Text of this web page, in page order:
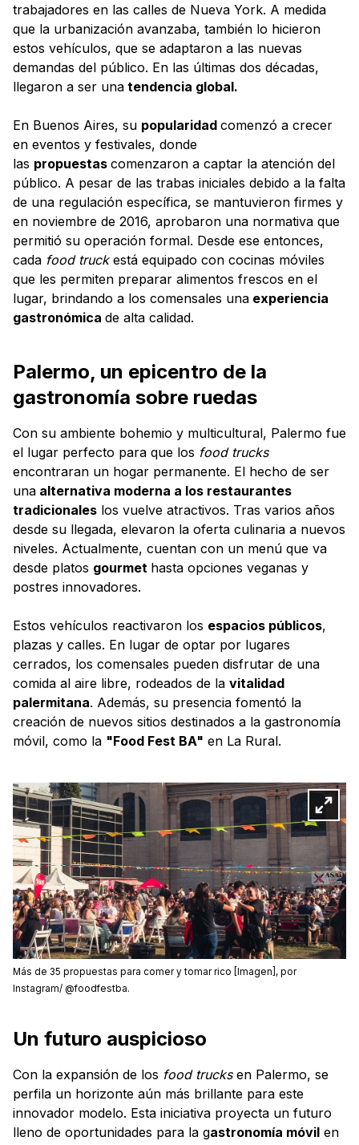
trabajadores en las calles de Nueva York. A medida
que la urbanización avanzaba, también lo hicieron
estos vehículos, que se adaptaron a las nuevas
demandas del público. En las últimas dos décadas,
llegaron a ser una tendencia global.
En Buenos Aires, su popularidad comenzó a crecer
en eventos y festivales, donde
las propuestas comenzaron a captar la atención del
público. A pesar de las trabas iniciales debido a la falta
de una regulación específica, se mantuvieron firmes y
en noviembre de 2016, aprobaron una normativa que
permitió su operación formal. Desde ese entonces,
cada food truckestá equipado con cocinas móviles
que les permiten preparar alimentos frescos en el
lugar, brindando a los comensales una experiencia
gastronómica de alta calidad.
Palermo, un epicentro de la
gastronomía sobre ruedas
Con su ambiente bohemio y multicultural, Palermo fue
el lugar perfecto para que los food trucks
encontraran un hogar permanente. El hecho de ser
una alternativa moderna a los restaurantes
tradicionales los vuelve atractivos. Tras varios años
desde su llegada, elevaron la oferta culinaria a nuevos
niveles. Actualmente, cuentan con un menú que va
desde platos gourmet hasta opciones veganas y
postres innovadores.
Estos vehículos reactivaron los espacios públicos,
plazas y calles. En lugar de optar por lugares
cerrados, los comensales pueden disfrutar de una
comida al aire libre, rodeados de la vitalidad
palermitana. Además, su presencia fomentó la
creación de nuevos sitios destinados a la gastronomía
móvil, como la "Food Fest BA" en La Rural.
Más de 35 propuestas para comer y tomar rico [Imagen], por
Instagram/ @foodfestba.
Un futuro auspicioso
Con la expansión de los food trucksen Palermo, se
perfila un horizonte aún más brillante para este
innovador modelo. Esta iniciativa proyecta un futuro
lleno de oportunidades para la gastronomía móvil en